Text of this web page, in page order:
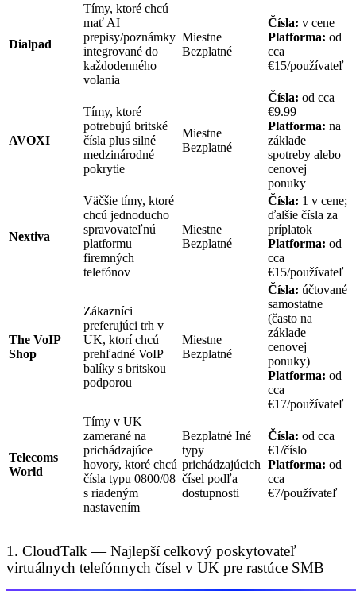
Dialpad
Tímy, ktoré chcú
mať AI
prepisy/poznámky
integrované do
každodenného
volania
Miestne
Bezplatné
Čísla: v cene
Platforma: od
cca
€15/používateľ
AVOXI
Tímy, ktoré
potrebujú britské
čísla plus silné
medzinárodné
pokrytie
Miestne
Bezplatné
Čísla: od cca
€9.99
Platforma: na
základe
spotreby alebo
cenovej
ponuky
Nextiva
Väčšie tímy, ktoré
chcú jednoducho
spravovateľnú
platformu
firemných
telefónov
Miestne
Bezplatné
Čísla: 1 v cene;
ďalšie čísla za
príplatok
Platforma: od
cca
€15/používateľ
The VoIP
Shop
Zákazníci
preferujúci trh v
UK, ktorí chcú
prehľadné VoIP
balíky s britskou
podporou
Miestne
Bezplatné
Čísla: účtované
samostatne
(často na
základe
cenovej
ponuky)
Platforma: od
cca
€17/používateľ
Telecoms
World
Tímy v UK
zamerané na
prichádzajúce
hovory, ktoré chcú
čísla typu 0800/08
s riadeným
nastavením
Bezplatné Iné
typy
prichádzajúcich
čísel podľa
dostupnosti
Čísla: od cca
€1/číslo
Platforma: od
cca
€7/používateľ
1. CloudTalk — Najlepší celkový poskytovateľ
virtuálnych telefónnych čísel v UK pre rastúce SMB